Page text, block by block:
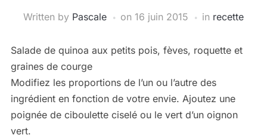
Written by Pascale on 16 juin 2015 in recette
Salade de quinoa aux petits pois, fèves, roquette et
graines de courge
Modifiez les proportions de l’un ou l’autre des
ingrédient en fonction de votre envie. Ajoutez une
poignée de ciboulette ciselé ou le vert d’un oignon
vert.